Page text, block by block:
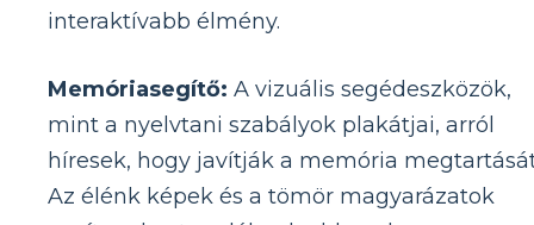
interaktívabb élmény.
Memóriasegítő: A vizuális segédeszközök,
mint a nyelvtani szabályok plakátjai, arról
híresek, hogy javítják a memória
Az élénk képek és a tömör magyarázatok